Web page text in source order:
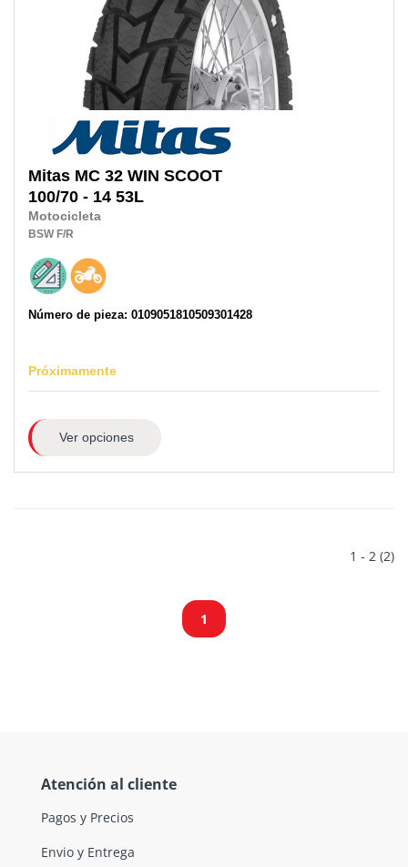
Mitas MC 32 WIN SCOOT
100/70 - 14 53L
Motocicleta
BSW F/R
Número de pieza: 0109051810509301428
Próximamente
Ver opciones
1 - 2 (2)
1
Atención al cliente
Pagos y Precios
Envio y Entrega